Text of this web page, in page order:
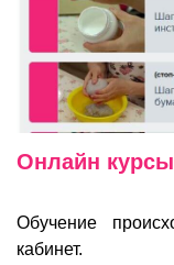
Онлайн
Обучение
кабинет.